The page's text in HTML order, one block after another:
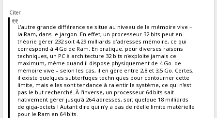
Citer
L'autre grande différence se situe au niveau de la mémoire vive –
la Ram, dans le jargon. En effet, un processeur 32 bits peut en
théorie gérer 232 soit 4,29 milliards d'adresses mémoire, ce qui
correspond à 4 Go de Ram. En pratique, pour diverses raisons
techniques, un PC à architecture 32 bits n'exploite jamais ce
maximum, même quand il dispose physiquement de 4 Go de
mémoire vive – selon les cas, il en gère entre 2,8 et 3,5 Go. Certes,
il existe quelques subterfuges techniques pour contourner cette
limite, mais elles sont tendance à ralentir le système, ce qui n'est
pas le but recherché. À l'inverse, un processeur 64 bits sait
nativement gérer jusqu'à 264 adresses, soit quelque 18 milliards
de giga-octets ! Autant dire qui n'y a pas de réelle limite matérielle
pour le Ram en 64 bits.